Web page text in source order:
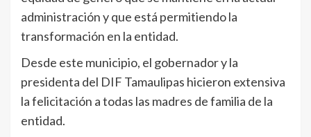
administración y que está permitiendo la
transformación en la entidad.
Desde este municipio, el gobernador y la
presidenta del DIF Tamaulipas hicieron extensiva
la felicitación a todas las madres de familia de la
entidad.